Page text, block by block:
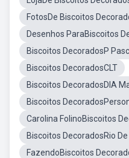
FotosDe Biscoitos
Desenhos ParaBiscoitos
Biscoitos DecoradosP
Biscoitos DecoradosCLT
Biscoitos DecoradosDIA
Biscoitos
Carolina FolinoBiscoitos
Biscoitos DecoradosRio
FazendoBiscoitos